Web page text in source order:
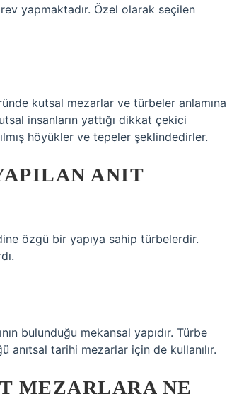
yapmaktadır. Özel olarak seçilen
kutsal mezarlar ve türbeler anlamına
insanların yattığı dikkat çekici
höyükler ve tepeler şeklindedirler.
ANIT
özgü bir yapıya sahip türbelerdir.
bulunduğu mekansal yapıdır. Türbe
anıtsal tarihi mezarlar için de kullanılır.
MEZARLARA NE